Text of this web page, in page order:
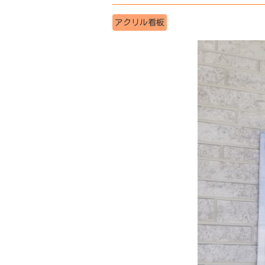
アクリル看板